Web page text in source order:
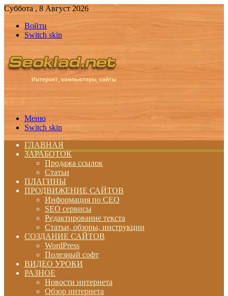
Суббота , 8 Август 2026
Войти
Switch skin
Меню
Switch skin
ГЛАВНАЯ
ЗАРАБОТОК
Продажа ссылок
Статьи
ПЛАГИНЫ
ПРОДВИЖЕНИЕ САЙТОВ
Информация по СЕО
SEO сервисы
Редактирование текста
Статьи, обзоры, инструкции
СОЗДАНИЕ САЙТОВ
WordPress
Полезный софт
ВИДЕО УРОКИ
РАЗНОЕ
Новости интернета
Обзор интернета